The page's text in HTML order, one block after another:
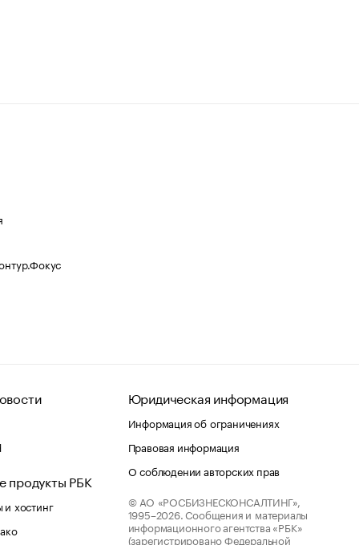
продукты РБК
хостинг
Юридическая информация
Информация об ограничениях
Правовая информация
О соблюдении авторских прав
© АО «РОСБИЗНЕСКОНСАЛТИНГ»,
1995–2026. Сообщения и материалы
информационного агентства «РБК»
(зарегистрировано Федеральной